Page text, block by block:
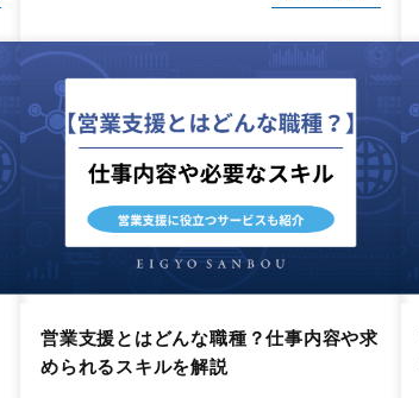
営業支援とはどんな職種？仕事内容や求
められるスキルを解説